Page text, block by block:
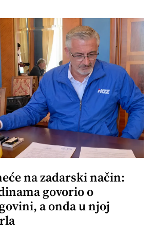
na zadarski način:
govorio o
a onda u njoj